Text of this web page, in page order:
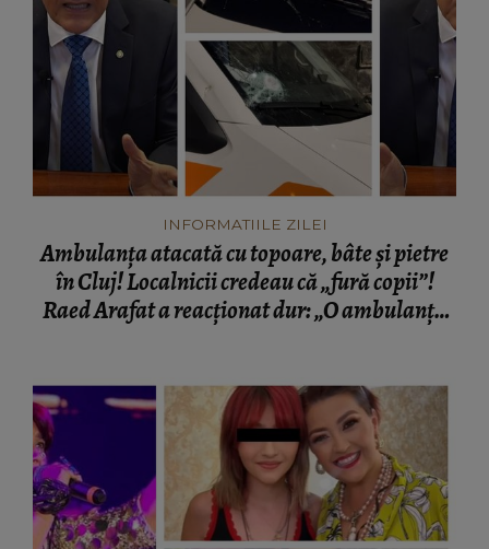
INFORMATIILE ZILEI
Ambulanța atacată cu topoare, bâte și pietre
în Cluj! Localnicii credeau că „fură copii”!
Raed Arafat a reacționat dur: „O ambulanță